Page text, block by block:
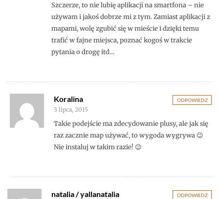
Szczerze, to nie lubię aplikacji na smartfona – nie
używam i jakoś dobrze mi z tym. Zamiast aplikacji z
mapami, wolę zgubić się w mieście i dzięki temu
trafić w fajne miejsca, poznać kogoś w trakcie
pytania o drogę itd…
ODPOWIEDZ
Koralina
3 lipca, 2015
Takie podejście ma zdecydowanie plusy, ale jak się
raz zacznie map używać, to wygoda wygrywa 😉
Nie instaluj w takim razie! 😉
ODPOWIEDZ
natalia / yallanatalia